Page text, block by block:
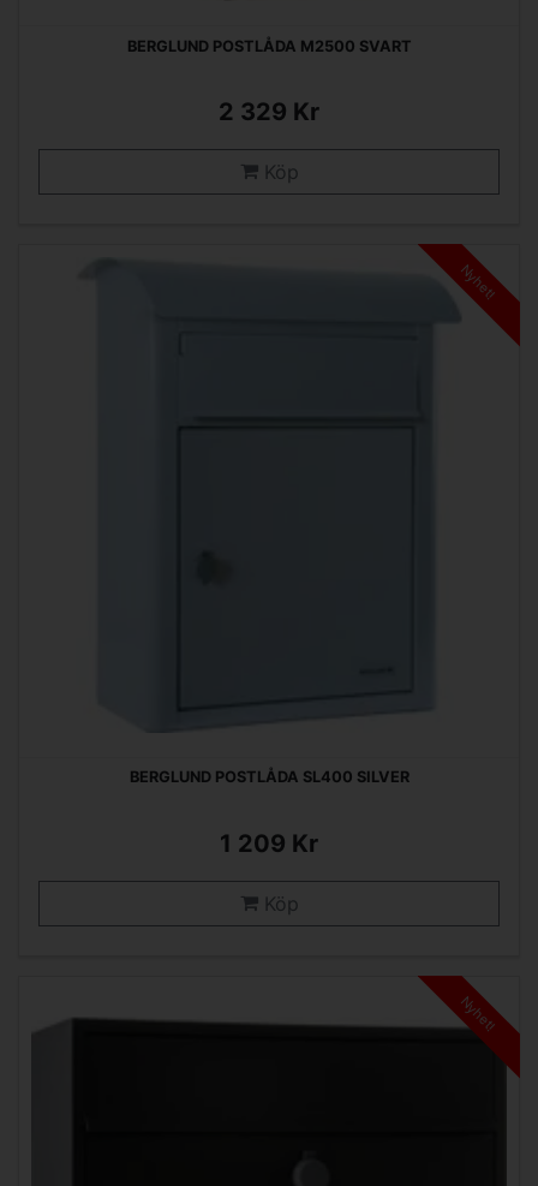
BERGLUND POSTLÅDA M2500 SVART
2 329 Kr
Köp
Nyhet!
BERGLUND POSTLÅDA SL400 SILVER
1 209 Kr
Köp
Nyhet!